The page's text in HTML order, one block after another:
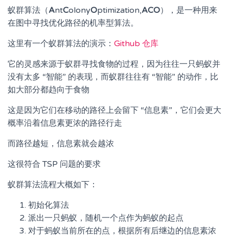
蚁群算法（AntColonyOptimization,ACO），是一种用来
在图中寻找优化路径的机率型算法。
这里有一个蚁群算法的演示： Github 仓库
它的灵感来源于蚁群寻找食物的过程，因为往往一只蚂蚁并
没有太多 “智能” 的表现，而蚁群往往有 “智能” 的动作，比
如大部分都趋向于食物
这是因为它们在移动的路径上会留下 “信息素”，它们会更大
概率沿着信息素更浓的路径行走
而路径越短，信息素就会越浓
这很符合 TSP 问题的要求
蚁群算法流程大概如下：
初始化算法
派出一只蚂蚁，随机一个点作为蚂蚁的起点
对于蚂蚁当前所在的点，根据所有后继边的信息素浓